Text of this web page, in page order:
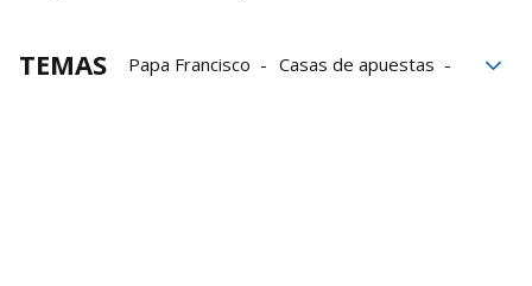
TEMAS Papa Francisco
Casas de apuestas